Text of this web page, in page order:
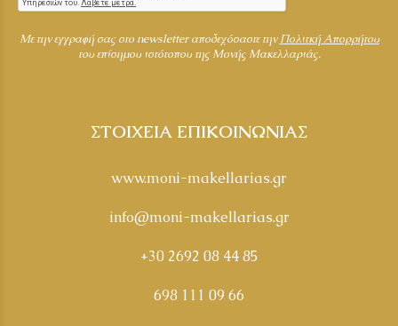
Mε την εγγραφή σας στο newsletter αποδεχόσαστε τηνΠολιτκή Απορρήτου
του επίσημου ιστότοπου της Μονής Μακελλαριάς.
ΣΤΟΙΧΕΙΑ ΕΠΙΚΟΙΝΩΝΙΑΣ
www.moni-makellarias.gr
info@moni-makellarias.gr
+30 2692 08 44 85
698 111 09 66